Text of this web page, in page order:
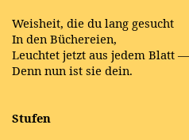
Weisheit, die du lang gesucht
In den Büchereien,
Leuchtet jetzt aus jedem Blatt —
Denn nun ist sie dein.
Stufen